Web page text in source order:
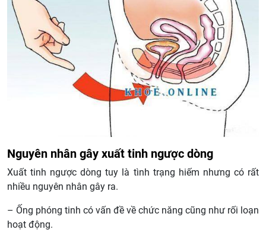
Nguyên nhân gây xuất tinh ngược dòng
Xuất tinh ngược dòng tuy là tình trạng hiếm nhưng có rất
nhiều nguyên nhân gây ra.
– Ống phóng tinh có vấn đề về chức năng cũng như rối loạn
hoạt động.